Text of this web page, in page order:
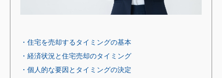
・住宅を売却するタイミングの基本
・経済状況と住宅売却のタイミング
・個人的な要因とタイミングの決定